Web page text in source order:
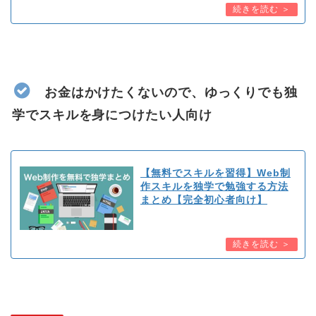
お金はかけたくないので、ゆっくりでも独
学でスキルを身につけたい人向け
【無料でスキルを習得】Web制
作スキルを独学で勉強する方法
まとめ【完全初心者向け】